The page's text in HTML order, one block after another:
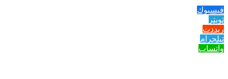
فيسبوك
تويتر
ريددت
تيلجرام
واتساب